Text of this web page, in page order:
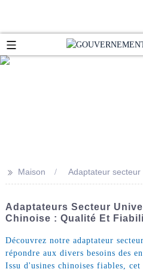
>> Maison Adaptateur secteur
Adaptateurs Secteur
Chinoise : Qualité Et
Découvrez notre adaptateur
répondre aux divers besoins des
Issu d'usines chinoises fiables,